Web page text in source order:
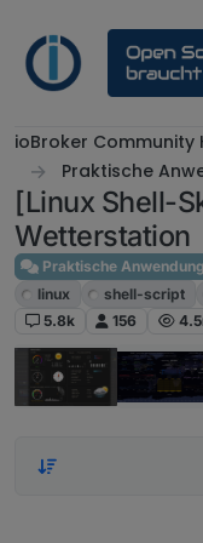
ioBroker Community
Praktische
[Linux Shell-
Wetterstation
Praktische
linux
shell-script
5.8k
156